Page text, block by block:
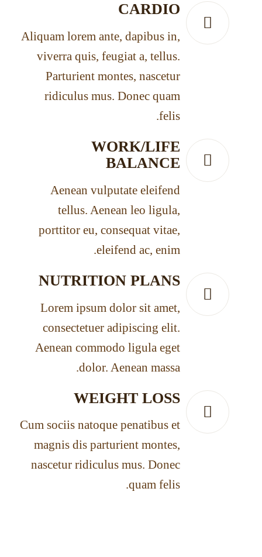
CARDIO
Aliquam lorem ante, dapibus in,
viverra quis, feugiat a, tellus.
Parturient montes, nascetur
ridiculus mus. Donec quam
felis.
WORK/LIFE
BALANCE
Aenean vulputate eleifend
tellus. Aenean leo ligula,
porttitor eu, consequat vitae,
eleifend ac, enim.
NUTRITION PLANS
Lorem ipsum dolor sit amet,
consectetuer adipiscing elit.
Aenean commodo ligula eget
dolor. Aenean massa.
WEIGHT LOSS
Cum sociis natoque penatibus et
magnis dis parturient montes,
nascetur ridiculus mus. Donec
quam felis.